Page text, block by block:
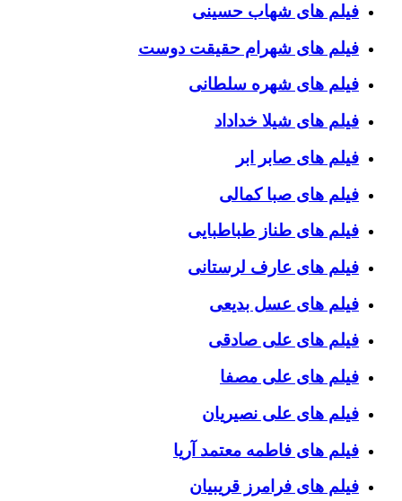
فیلم های شهاب حسینی
فیلم های شهرام حقیقت دوست
فیلم های شهره سلطانی
فیلم های شیلا خداداد
فیلم های صابر ابر
فیلم های صبا کمالی
فیلم های طناز طباطبایی
فیلم های عارف لرستانی
فیلم های عسل بدیعی
فیلم های علی صادقی
فیلم های علی مصفا
فیلم های علی نصیریان
فیلم های فاطمه معتمد آریا
فیلم های فرامرز قریبیان